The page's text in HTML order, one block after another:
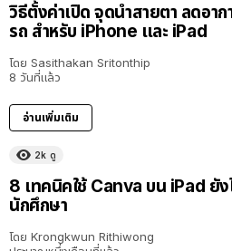
วิธีตั้งค่าเปิด จุดนำสายตา ลดอา
รถ สำหรับ iPhone และ iPad
โดย Sasithakan Sritonthip
8 วันที่แล้ว
อ่านเพิ่มเติม
2k ดู
8 เทคนิคใช้ Canva บน iPad ยัง
นักศึกษา
โดย Krongkwun Rithiwong